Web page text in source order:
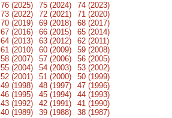
76 (2025) 75 (2024)
74 (2023)
73 (2022)
72 (2021)
71 (2020)
70 (2019)
69 (2018)
68 (2017)
67 (2016)
66 (2015)
65 (2014)
64 (2013)
63 (2012)
62 (2011)
61 (2010)
60 (2009)
59 (2008)
58 (2007)
57 (2006)
56 (2005)
55 (2004)
54 (2003)
53 (2002)
52 (2001)
51 (2000)
50 (1999)
49 (1998)
48 (1997)
47 (1996)
46 (1995)
45 (1994)
44 (1993)
43 (1992)
42 (1991)
41 (1990)
40 (1989)
39 (1988)
38 (1987)